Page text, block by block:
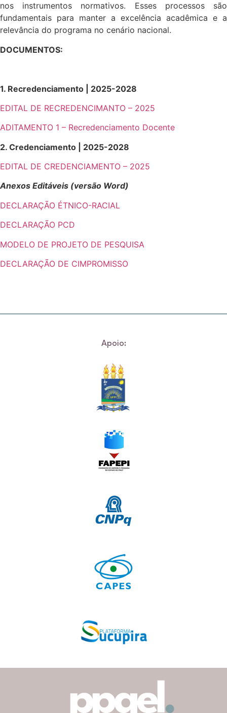
nos instrumentos normativos. Esses processos são
fundamentais para manter a excelência acadêmica e a
relevância do programa no cenário nacional.
DOCUMENTOS:
1. Recredenciamento | 2025-2028
EDITAL DE RECREDENCIMANTO – 2025
ADITAMENTO 1 – Recredenciamento Docente
2. Credenciamento | 2025-2028
EDITAL DE CREDENCIAMENTO – 2025
Anexos Editáveis (versão Word)
DECLARAÇÃO ÉTNICO-RACIAL
DECLARAÇÃO PCD
MODELO DE PROJETO DE PESQUISA
DECLARAÇÃO DE CIMPROMISSO
Apoio: